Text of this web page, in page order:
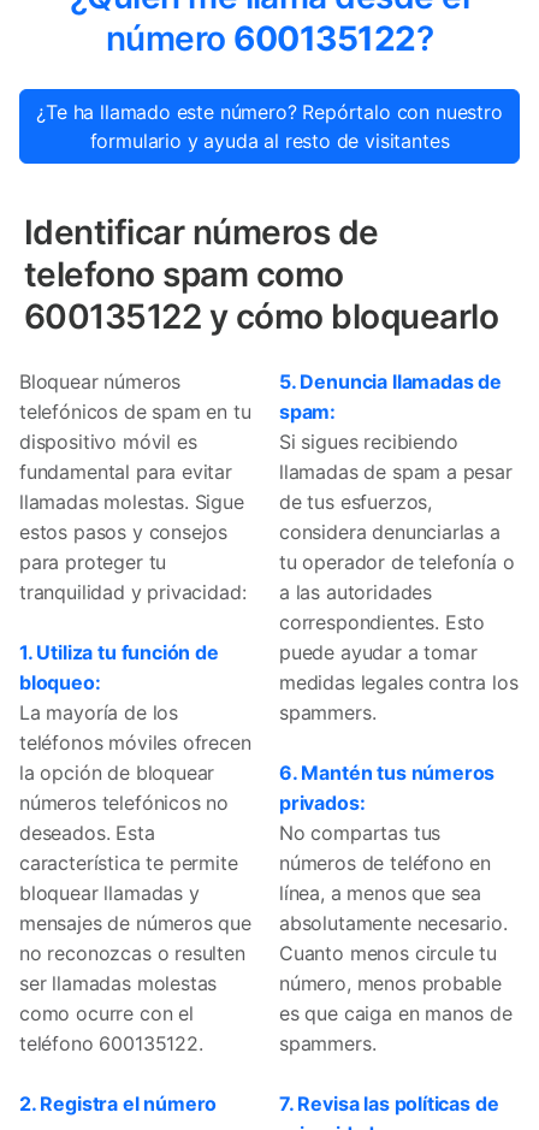
número 600135122?
¿Te ha llamado este número? Repórtalo con nuestro
formulario y ayuda al resto de visitantes
Identificar números de
telefono spam como
600135122 y cómo bloquearlo
Bloquear números
telefónicos de spam en tu
dispositivo móvil es
fundamental para evitar
llamadas molestas. Sigue
estos pasos y consejos
para proteger tu
tranquilidad y privacidad:
1. Utiliza tu función de
bloqueo:
La mayoría de los
teléfonos móviles ofrecen
la opción de bloquear
números telefónicos no
deseados. Esta
característica te permite
bloquear llamadas y
mensajes de números que
no reconozcas o resulten
ser llamadas molestas
como ocurre con el
teléfono 600135122.
2. Registra el número
5. Denuncia llamadas de
spam:
Si sigues recibiendo
llamadas de spam a pesar
de tus esfuerzos,
considera denunciarlas a
tu operador de telefonía o
a las autoridades
correspondientes. Esto
puede ayudar a tomar
medidas legales contra los
spammers.
6. Mantén tus números
privados:
No compartas tus
números de teléfono en
línea, a menos que sea
absolutamente necesario.
Cuanto menos circule tu
número, menos probable
es que caiga en manos de
spammers.
7. Revisa las políticas de